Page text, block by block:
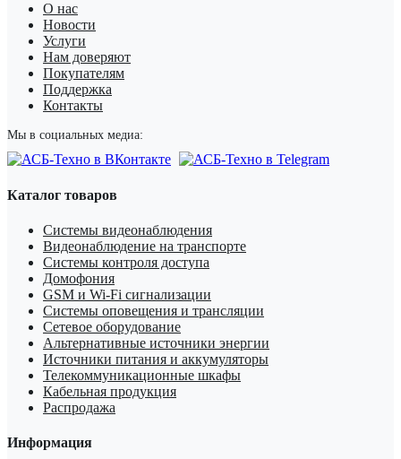
О нас
Новости
Услуги
Нам доверяют
Покупателям
Поддержка
Контакты
Мы в социальных медиа:
Каталог товаров
Системы видеонаблюдения
Видеонаблюдение на транспорте
Системы контроля доступа
Домофония
GSM и Wi-Fi сигнализации
Системы оповещения и трансляции
Сетевое оборудование
Альтернативные источники энергии
Источники питания и аккумуляторы
Телекоммуникационные шкафы
Кабельная продукция
Распродажа
Информация